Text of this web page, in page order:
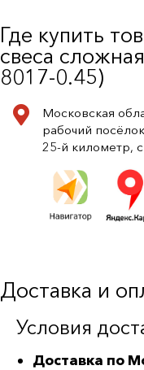
Где купить
свеса
8017-0.45)
Московская
рабочий
25-й километр,
Доставка и
Условия
Доставка по